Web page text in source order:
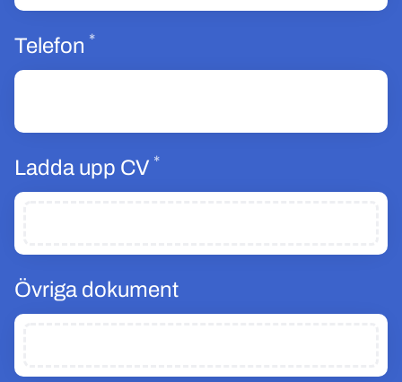
Telefon *Obligatoriskt
Ladda upp CV *Obligatoriskt
Övriga dokument